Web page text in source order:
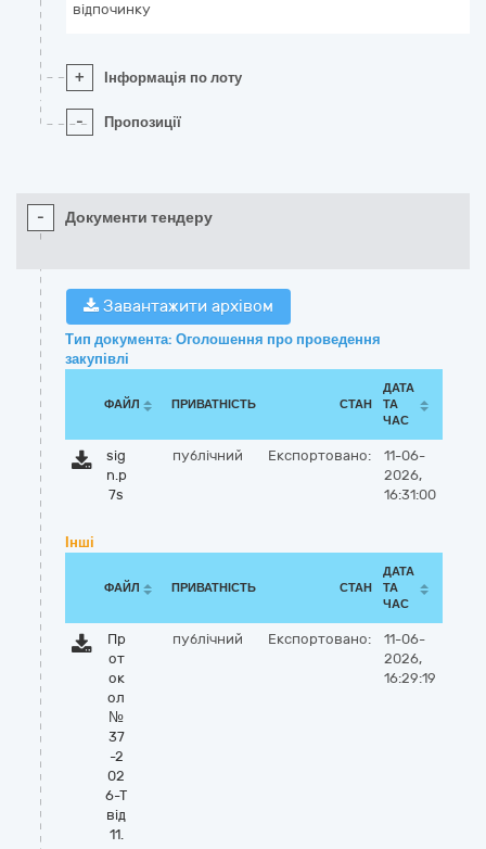
відпочинку
+ Інформація по лоту
- Пропозиції
- Документи тендеру
Завантажити архівом
Тип документа: Оголошення про проведення
закупівлі
ФАЙЛ ПРИВАТНІСТЬ СТАН
ДАТА
ТА
ЧАС
sig
n.p
7s
публічний Експортовано:
11-06-
2026,
16:31:00
Інші
ФАЙЛ ПРИВАТНІСТЬ СТАН
ДАТА
ТА
ЧАС
Пр
от
ок
ол
№
37
-2
02
6-Т
від
11.
публічний Експортовано:
11-06-
2026,
16:29:19